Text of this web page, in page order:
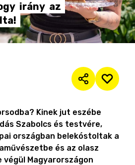
irány az
Kinek jut eszébe
Szabolcs és testvére,
országban belekóstoltak a
és az olasz
végül Magyarországon